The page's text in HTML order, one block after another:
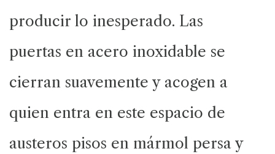
producir lo inesperado. Las
puertas en acero inoxidable se
cierran suavemente y acogen a
quien entra en este espacio de
austeros pisos en mármol persa y